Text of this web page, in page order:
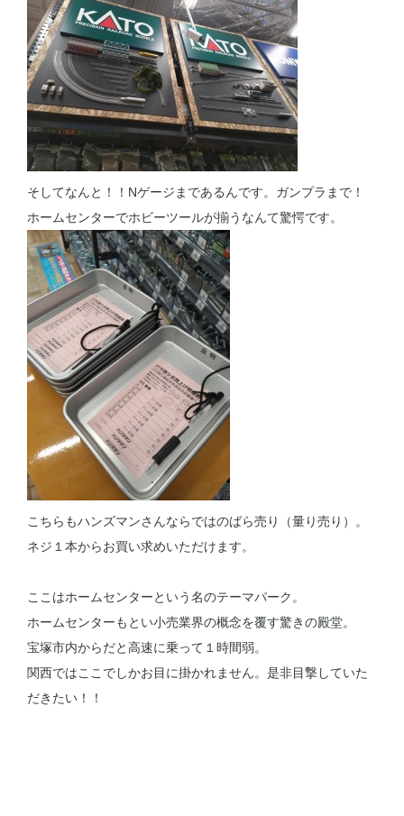
そしてなんと！！Nゲージまであるんです。ガンプラまで！
ホームセンターでホビーツールが揃うなんて驚愕です。
こちらもハンズマンさんならではのばら売り（量り売り）。
ネジ１本からお買い求めいただけます。
ここはホームセンターという名のテーマパーク。
ホームセンターもとい小売業界の概念を覆す驚きの殿堂。
宝塚市内からだと高速に乗って１時間弱。
関西ではここでしかお目に掛かれません。是非目撃していた
だきたい！！